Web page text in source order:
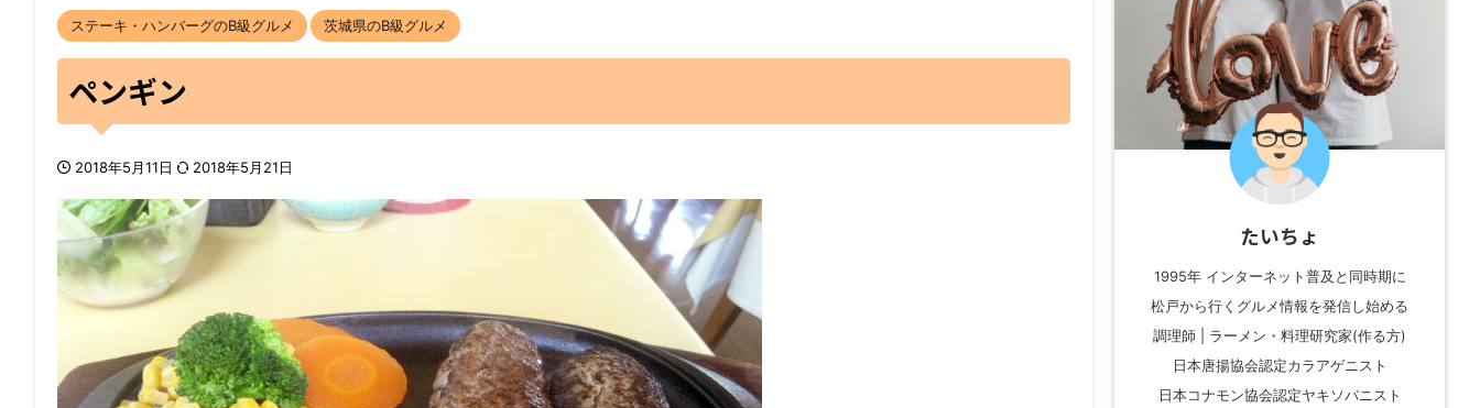
ステーキ・ハンバーグのB級グルメ 茨城県のB級グルメ
ペンギン
2018年5月11日 2018年5月21日
たいちょ
1995年 インターネット普及と同時期に
松戸から行くグルメ情報を発信し始める
調理師 | ラーメン・料理研究家(作る方)
日本唐揚協会認定カラアゲニスト
日本コナモン協会認定ヤキソバニスト